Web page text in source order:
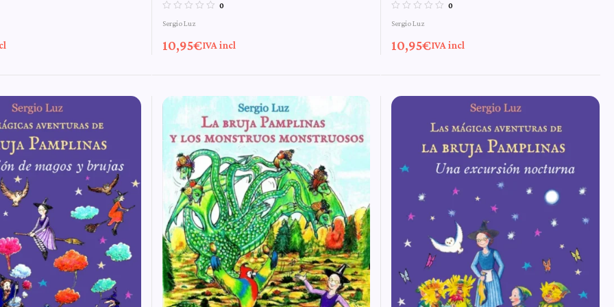
Las mágicas
de la bruja
n.º 13 de Las mágicas
aventuras de la bruja
Pamplinas
0
Sergio Luz
10,95€IVA incl
Señalador – n.º 12 de Las
mágicas aventuras de la
bruja Pamplinas
0
Sergio Luz
10,95€IVA incl